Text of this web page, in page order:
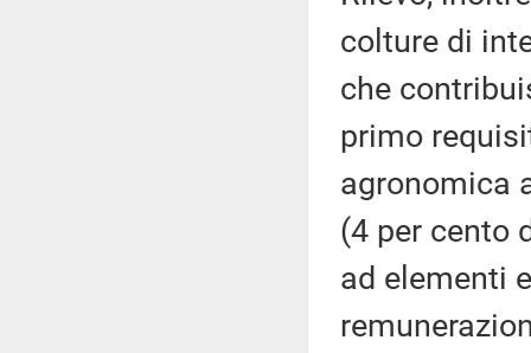
colture di
che
primo
agronomica
(4 per cento
ad elementi